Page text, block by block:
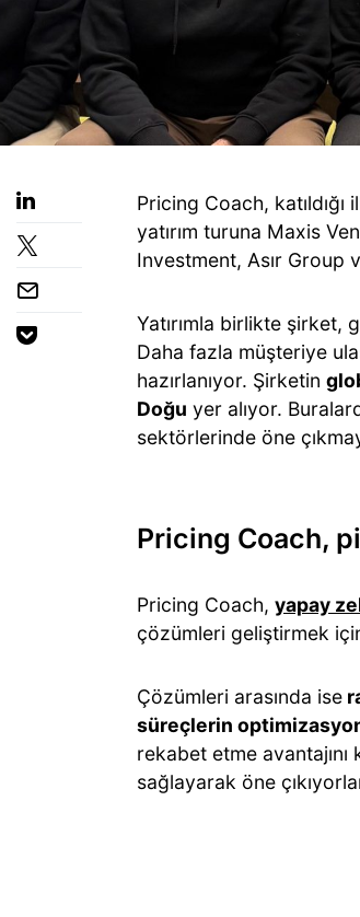
Pricing Coach, katıldığı
yatırım turuna Maxis
Investment, Asır Group
Yatırımla birlikte şirket,
Daha fazla müşteriye
hazırlanıyor. Şirketin
Doğu yer alıyor.
sektörlerinde öne
Pricing Coach,
Pricing Coach, yapay
çözümleri geliştirmek
Çözümleri arasında ise
süreçlerin
rekabet etme avantajını
sağlayarak öne